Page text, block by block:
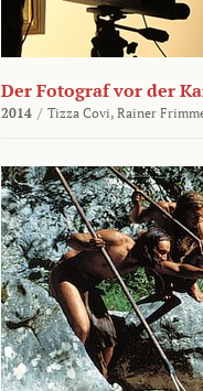
Der Fotograf vor der
2014 / Tizza Covi, Rainer